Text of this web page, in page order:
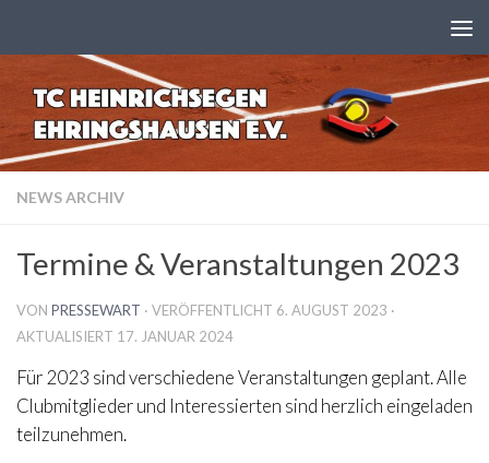
NEWS ARCHIV
Termine & Veranstaltungen 2023
VON PRESSEWART · VERÖFFENTLICHT 6. AUGUST 2023 ·
AKTUALISIERT 17. JANUAR 2024
Für 2023 sind verschiedene Veranstaltungen geplant. Alle
Clubmitglieder und Interessierten sind herzlich eingeladen
teilzunehmen.